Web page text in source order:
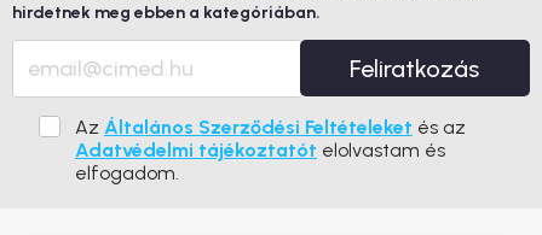
hirdetnek meg ebben a kategóriában.
Feliratkozás
Az Általános Szerződési Feltételeket és az
Adatvédelmi tájékoztatót elolvastam és
elfogadom.